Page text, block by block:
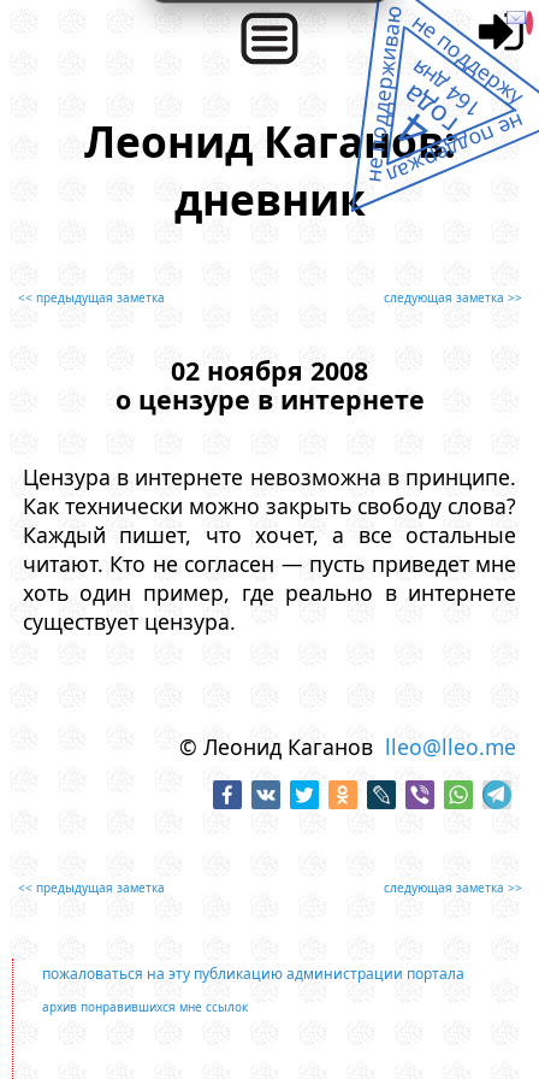
Леонид Каганов:
дневник
<< предыдущая заметка следующая заметка >>
02 ноября 2008
о цензуре в интернете
Цензура в интернете невозможна в принципе.
Как технически можно закрыть свободу слова?
Каждый пишет, что хочет, а все остальные
читают. Кто не согласен — пусть приведет мне
хоть один пример, где реально в интернете
существует цензура.
© Леонид Каганов lleo@lleo.me
<< предыдущая заметка следующая заметка >>
пожаловаться на эту публикацию администрации портала
архив понравившихся мне ссылок
не поддержал
не поддерживаюне поддержу
4
года
164 дня